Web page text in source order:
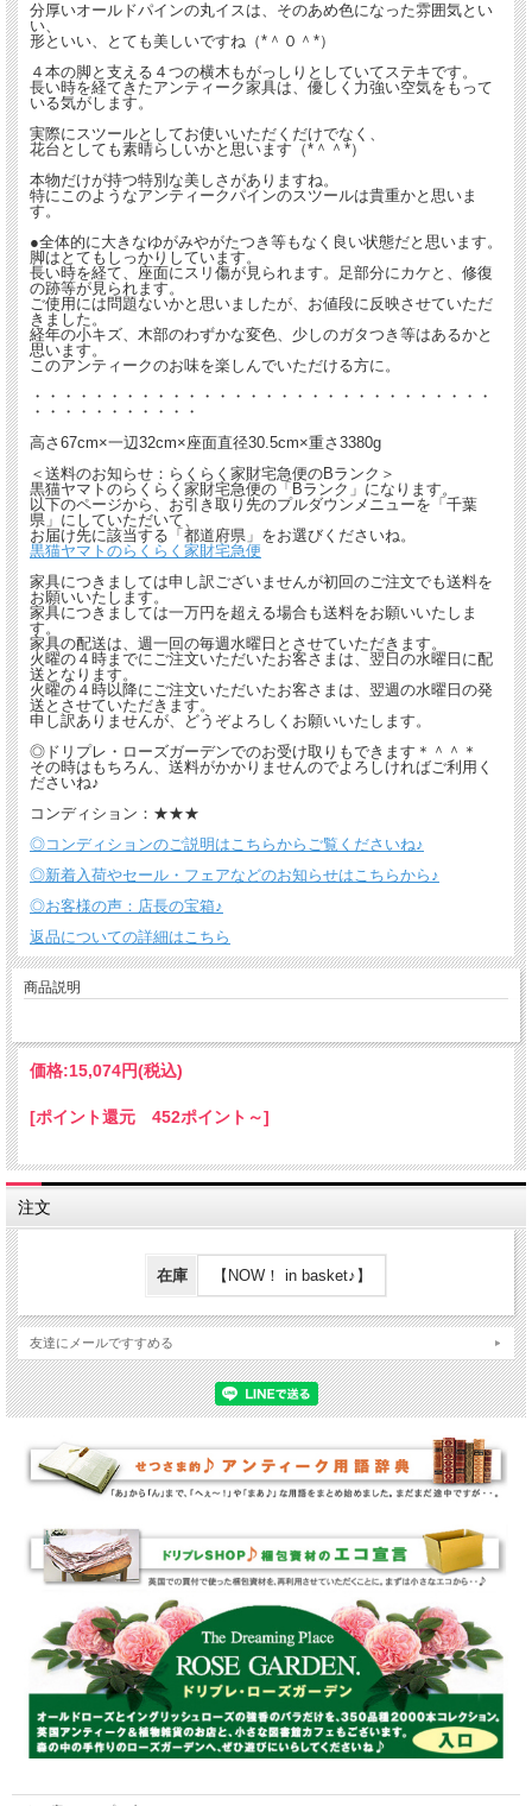
分厚いオールドパインの丸イスは、そのあめ色になった雰囲気とい
い、
形といい、とても美しいですね（*＾０＾*）
４本の脚と支える４つの横木もがっしりとしていてステキです。
長い時を経てきたアンティーク家具は、優しく力強い空気をもって
いる気がします。
実際にスツールとしてお使いいただくだけでなく、
花台としても素晴らしいかと思います（*＾＾*）
本物だけが持つ特別な美しさがありますね。
特にこのようなアンティークパインのスツールは貴重かと思いま
す。
●全体的に大きなゆがみやがたつき等もなく良い状態だと思います。
脚はとてもしっかりしています。
長い時を経て、座面にスリ傷が見られます。足部分にカケと、修復
の跡等が見られます。
ご使用には問題ないかと思いましたが、お値段に反映させていただ
きました。
経年の小キズ、木部のわずかな変色、少しのガタつき等はあるかと
思います。
このアンティークのお味を楽しんでいただける方に。
・・・・・・・・・・・・・・・・・・・・・・・・・・・・・・
・・・・・・・・・・・
高さ67cm×一辺32cm×座面直径30.5cm×重さ3380g
＜送料のお知らせ：らくらく家財宅急便のBランク＞
黒猫ヤマトのらくらく家財宅急便の「Bランク」になります。
以下のページから、お引き取り先のプルダウンメニューを「千葉
県」にしていただいて、
お届け先に該当する「都道府県」をお選びくださいね。
黒猫ヤマトのらくらく家財宅急便
家具につきましては申し訳ございませんが初回のご注文でも送料を
お願いいたします。
家具につきましては一万円を超える場合も送料をお願いいたしま
す。
家具の配送は、週一回の毎週水曜日とさせていただきます。
火曜の４時までにご注文いただいたお客さまは、翌日の水曜日に配
送となります。
火曜の４時以降にご注文いただいたお客さまは、翌週の水曜日の発
送とさせていただきます。
申し訳ありませんが、どうぞよろしくお願いいたします。
◎ドリプレ・ローズガーデンでのお受け取りもできます＊＾＾＊
その時はもちろん、送料がかかりませんのでよろしければご利用く
ださいね♪
コンディション：★★★
◎コンディションのご説明はこちらからご覧くださいね♪
◎新着入荷やセール・フェアなどのお知らせはこちらから♪
◎お客様の声：店長の宝箱♪
返品についての詳細はこちら
商品説明
価格:15,074円(税込)
[ポイント還元 452ポイント～]
注文
在庫 【NOW！ in basket♪】
友達にメールですすめる